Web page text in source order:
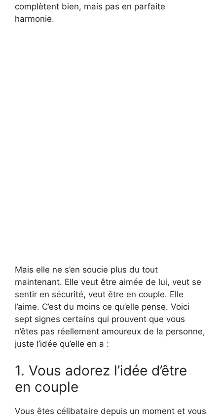
complètent bien, mais pas en parfaite
harmonie.
Mais elle ne s’en soucie plus du tout
maintenant. Elle veut être aimée de lui, veut se
sentir en sécurité, veut être en couple. Elle
l’aime. C’est du moins ce qu’elle pense. Voici
sept signes certains qui prouvent que vous
n’êtes pas réellement amoureux de la personne,
juste l’idée qu’elle en a :
1. Vous adorez l’idée d’être
en couple
Vous êtes célibataire depuis un moment et vous